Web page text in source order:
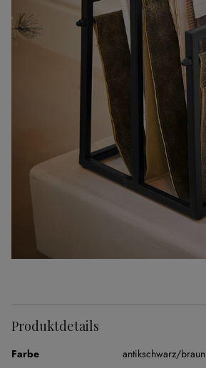
Produktdetails
Farbe
antikschwarz/braun